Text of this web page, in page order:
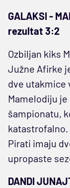
GALAKSI -
rezultat 3:2
Ozbiljan kiks
Južne Afirke
dve utakmice
Mamelodiju
šampionatu,
katastrofalno.
Pirati imaju
upropaste
DANDI